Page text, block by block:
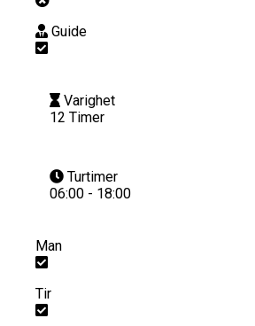
Guide
Varighet
12 Timer
Turtimer
06:00 - 18:00
Man
Tir